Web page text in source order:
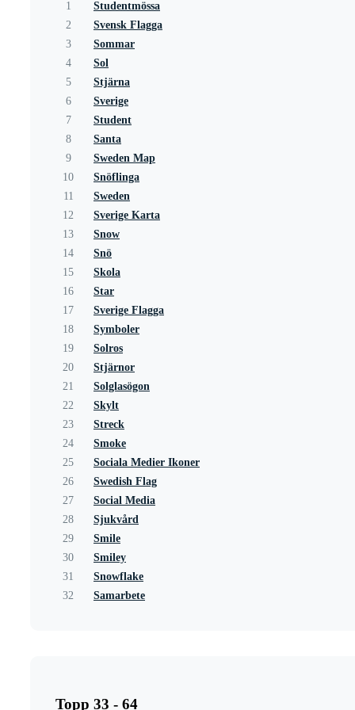
1
Studentmössa
2
Svensk Flagga
3
Sommar
4
Sol
5
Stjärna
6
Sverige
7
Student
8
Santa
9
Sweden Map
10
Snöflinga
11
Sweden
12
Sverige Karta
13
Snow
14
Snö
15
Skola
16
Star
17
Sverige Flagga
18
Symboler
19
Solros
20
Stjärnor
21
Solglasögon
22
Skylt
23
Streck
24
Smoke
25
Sociala Medier Ikoner
26
Swedish Flag
27
Social Media
28
Sjukvård
29
Smile
30
Smiley
31
Snowflake
32
Samarbete
Topp 33 - 64